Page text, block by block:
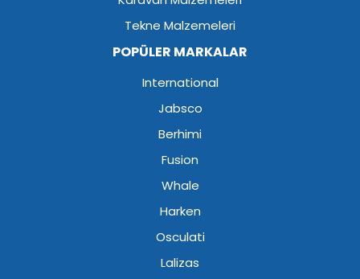
Tekne Malzemeleri
POPÜLER MARKALAR
International
Jabsco
Berhimi
Fusion
Whale
Harken
Osculati
Lalizas